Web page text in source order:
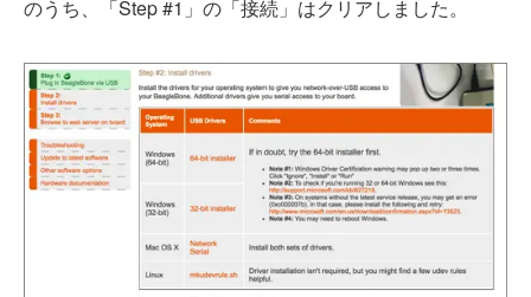
のうち、「Step #1」の「接続」はクリアしました。